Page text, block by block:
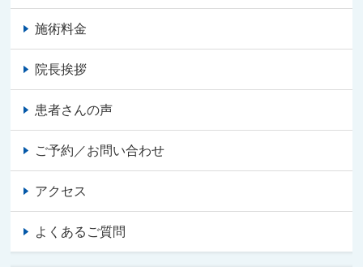
施術料金
院長挨拶
患者さんの声
ご予約／お問い合わせ
アクセス
よくあるご質問